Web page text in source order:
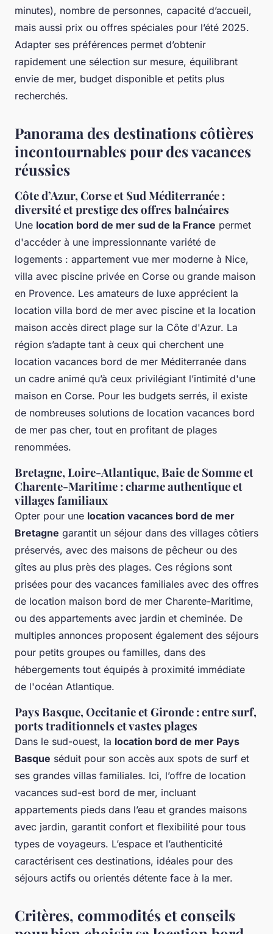
minutes), nombre de personnes, capacité d’accueil,
mais aussi prix ou offres spéciales pour l’été 2025.
Adapter ses préférences permet d’obtenir
rapidement une sélection sur mesure, équilibrant
envie de mer, budget disponible et petits plus
recherchés.
Panorama des destinations côtières
incontournables pour des vacances
réussies
Côte d’Azur, Corse et Sud Méditerranée :
diversité et prestige des offres balnéaires
Une location bord de mer sud de la France permet
d'accéder à une impressionnante variété de
logements : appartement vue mer moderne à Nice,
villa avec piscine privée en Corse ou grande maison
en Provence. Les amateurs de luxe apprécient la
location villa bord de mer avec piscine et la location
maison accès direct plage sur la Côte d'Azur. La
région s’adapte tant à ceux qui cherchent une
location vacances bord de mer Méditerranée dans
un cadre animé qu’à ceux privilégiant l’intimité d'une
maison en Corse. Pour les budgets serrés, il existe
de nombreuses solutions de location vacances bord
de mer pas cher, tout en profitant de plages
renommées.
Bretagne, Loire-Atlantique, Baie de Somme et
Charente-Maritime : charme authentique et
villages familiaux
Opter pour une location vacances bord de mer
Bretagne garantit un séjour dans des villages côtiers
préservés, avec des maisons de pêcheur ou des
gîtes au plus près des plages. Ces régions sont
prisées pour des vacances familiales avec des offres
de location maison bord de mer Charente-Maritime,
ou des appartements avec jardin et cheminée. De
multiples annonces proposent également des séjours
pour petits groupes ou familles, dans des
hébergements tout équipés à proximité immédiate
de l'océan Atlantique.
Pays Basque, Occitanie et Gironde : entre surf,
ports traditionnels et vastes plages
Dans le sud-ouest, la location bord de mer Pays
Basque séduit pour son accès aux spots de surf et
ses grandes villas familiales. Ici, l’offre de location
vacances sud-est bord de mer, incluant
appartements pieds dans l’eau et grandes maisons
avec jardin, garantit confort et flexibilité pour tous
types de voyageurs. L’espace et l’authenticité
caractérisent ces destinations, idéales pour des
séjours actifs ou orientés détente face à la mer.
Critères, commodités et conseils